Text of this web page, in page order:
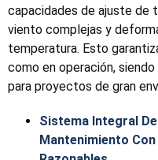
capacidades de ajuste de
viento complejas y
temperatura. Esto
como en operación,
para proyectos de gran
Sistema Integral
Mantenimiento